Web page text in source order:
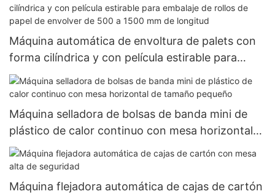
Máquina automática de envoltura de palets con
forma cilíndrica y con película estirable para
embalaje de rollos de papel de envolver de 500 a
1500 mm de longitud
Máquina selladora de bolsas de banda mini de
plástico de calor continuo con mesa horizontal
de tamaño pequeño
Máquina flejadora automática de cajas de cartón